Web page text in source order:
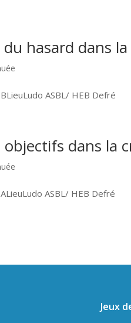
hasard dans
ASBL/ HEB Defré
dans la
ASBL/ HEB Defré
Jeux